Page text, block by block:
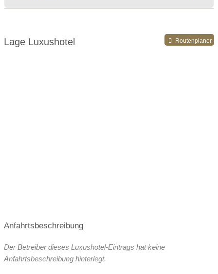
Lage Luxushotel Routenplaner
Anfahrtsbeschreibung
Der Betreiber dieses Luxushotel-Eintrags hat keine
Anfahrtsbeschreibung hinterlegt.